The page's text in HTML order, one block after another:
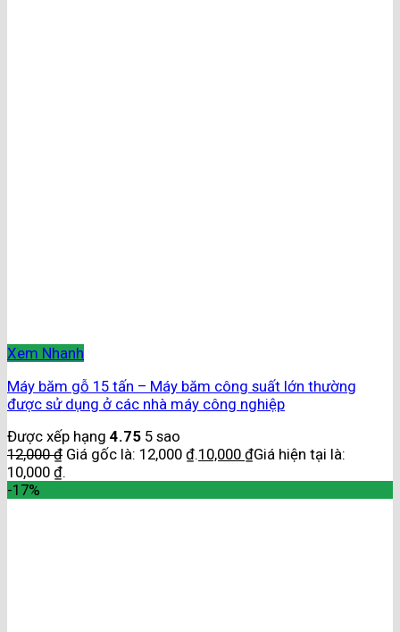
Xem Nhanh
Máy băm gỗ 15 tấn – Máy băm công suất lớn thường
được sử dụng ở các nhà máy công nghiệp
Được xếp hạng 4.75 5 sao
12,000₫ Giá gốc là: 12,000 ₫.10,000 ₫Giá hiện tại là:
10,000 ₫.
-17%